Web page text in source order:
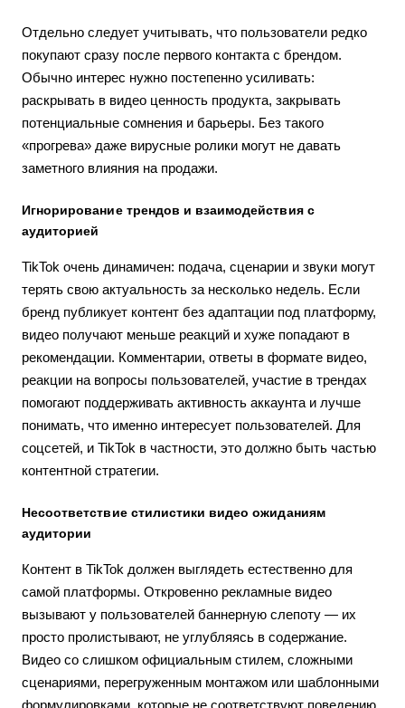
Отдельно следует учитывать, что пользователи редко
покупают сразу после первого контакта с брендом.
Обычно интерес нужно постепенно усиливать:
раскрывать в видео ценность продукта, закрывать
потенциальные сомнения и барьеры. Без такого
«прогрева» даже вирусные ролики могут не давать
заметного влияния на продажи.
Игнорирование трендов и взаимодействия с
аудиторией
TikTok очень динамичен: подача, сценарии и звуки могут
терять свою актуальность за несколько недель. Если
бренд публикует контент без адаптации под платформу,
видео получают меньше реакций и хуже попадают в
рекомендации. Комментарии, ответы в формате видео,
реакции на вопросы пользователей, участие в трендах
помогают поддерживать активность аккаунта и лучше
понимать, что именно интересует пользователей. Для
соцсетей, и TikTok в частности, это должно быть частью
контентной стратегии.
Несоответствие стилистики видео ожиданиям
аудитории
Контент в TikTok должен выглядеть естественно для
самой платформы. Откровенно рекламные видео
вызывают у пользователей баннерную слепоту — их
просто пролистывают, не углубляясь в содержание.
Видео со слишком официальным стилем, сложными
сценариями, перегруженным монтажом или шаблонными
формулировками, которые не соответствуют поведению